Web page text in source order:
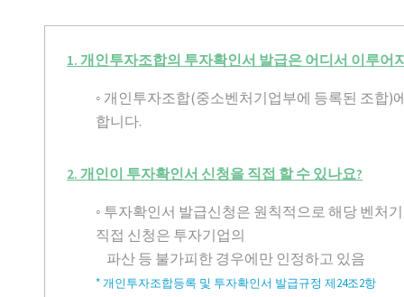
1. 개인투자조합의 투자확인서 발급은 어디서 이루어
◦ 개인투자조합(중소벤처기업부에 등록된 조합
합니다.
2. 개인이 투자확인서 신청을 직접 할 수 있나요?
◦ 투자확인서 발급신청은 원칙적으로 해당 벤처
직접 신청은 투자기업의
파산 등 불가피한 경우에만 인정하고 있음
* 개인투자조합등록 및 투자확인서 발급규정 제24조2항